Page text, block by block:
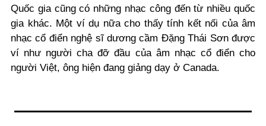
Quốc gia cũng có những nhạc công đến từ nhiều quốc
gia khác. Một ví dụ nữa cho thấy tính kết nối của âm
nhạc cổ điển nghệ sĩ dương cầm Đặng Thái Sơn được
ví như người cha đỡ đầu của âm nhạc cổ điển cho
người Việt, ông hiện đang giảng dạy ở Canada.